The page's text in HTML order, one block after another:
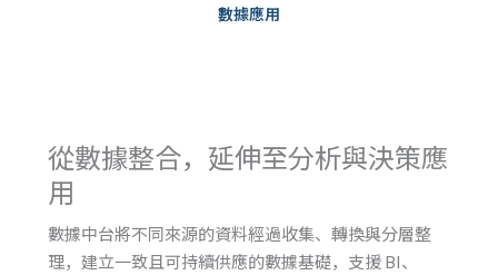
數據應用
從數據整合，延伸至分析與決策應
用
數據中台將不同來源的資料經過收集、轉換與分層整
理，建立一致且可持續供應的數據基礎，支援 BI、